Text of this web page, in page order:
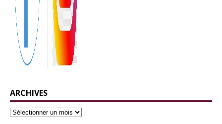
ARCHIVES